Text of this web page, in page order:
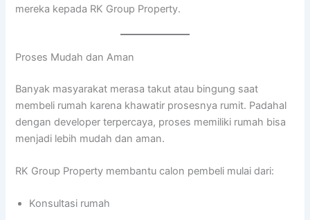
mereka kepada RK Group Property.
Proses Mudah dan Aman
Banyak masyarakat merasa takut atau bingung saat
membeli rumah karena khawatir prosesnya rumit. Padahal
dengan developer terpercaya, proses memiliki rumah bisa
menjadi lebih mudah dan aman.
RK Group Property membantu calon pembeli mulai dari:
Konsultasi rumah